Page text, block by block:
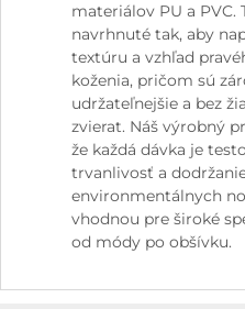
materiálov PU a PVC.
navrhnuté tak, aby
textúru a vzhľad
koženia, pričom sú
udržateľnejšie a bez
zvierat. Náš výrobný
že každá dávka je
trvanlivosť a
environmentálnych
vhodnou pre široké
od módy po obšívku.